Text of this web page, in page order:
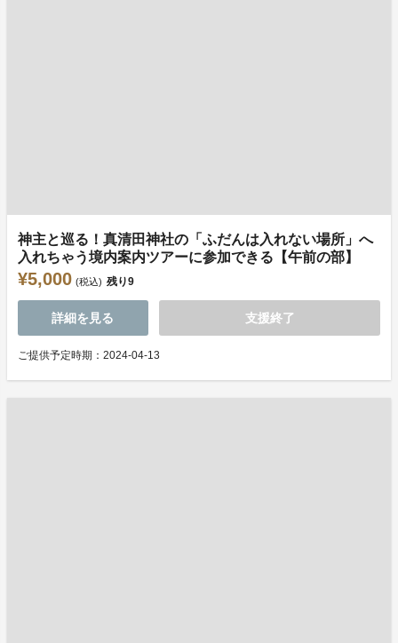
神主と巡る！真清田神社の「ふだんは入れない場所」へ
入れちゃう境内案内ツアーに参加できる【午前の部】
¥5,000 (税込) 残り9
詳細を見る 支援終了
ご提供予定時期：2024-04-13